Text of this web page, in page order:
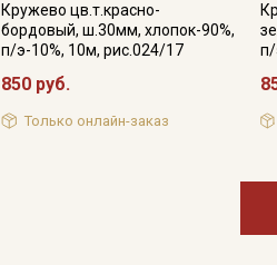
Кружево цв.т.красно-
бордовый, ш.30мм, хлопок-90%,
п/э-10%, 10м, рис.024/17
850 руб.
Только онлайн-заказ
п/